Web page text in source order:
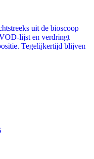
uit de bioscoop
lijst en verdringt
Tegelijkertijd blijven